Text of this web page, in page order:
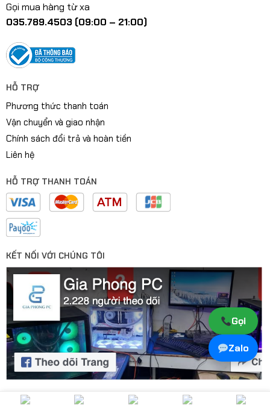
Gọi mua hàng từ xa
035.789.4503 (09:00 – 21:00)
HỖ TRỢ
Phương thức thanh toán
Vận chuyển và giao nhận
Chính sách đổi trả và hoàn tiền
Liên hệ
HỖ TRỢ THANH TOÁN
KẾT NỐI VỚI CHÚNG TÔI
Gọi
Zalo